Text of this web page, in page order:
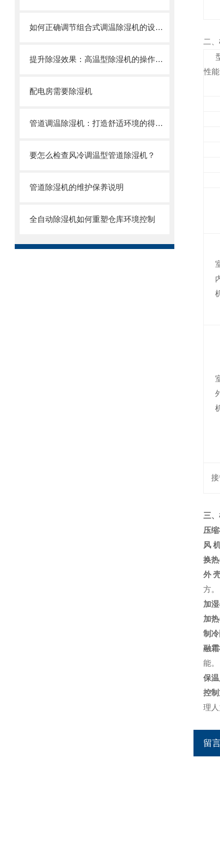
如何正确调节组合式调温除湿机的设定湿度
提升除湿效果：高温型除湿机的操作与维护技巧
配电房需要除湿机
管道调温除湿机：打造舒适环境的得力助手
要怎么检查风冷调温型管道除湿机？
管道除湿机的维护保养说明
全自动除湿机如何重塑仓库环境控制
二、
性能
三
压
风
换
外
方。
加
加
制
融
能。
保
控
理
留